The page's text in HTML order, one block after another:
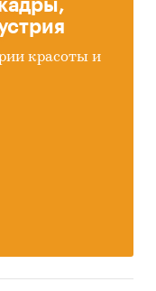
и анализ
и аналитика
с
красоты и